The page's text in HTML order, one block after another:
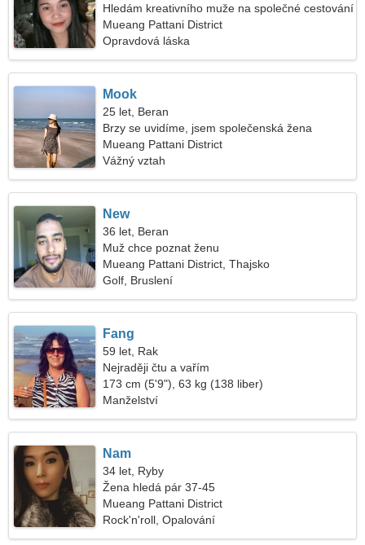
Hledám kreativního muže na společné cestování
Mueang Pattani District
Opravdová láska
Mook
25 let, Beran
Brzy se uvidíme, jsem společenská žena
Mueang Pattani District
Vážný vztah
New
36 let, Beran
Muž chce poznat ženu
Mueang Pattani District, Thajsko
Golf, Bruslení
Fang
59 let, Rak
Nejraději čtu a vařím
173 cm (5'9"), 63 kg (138 liber)
Manželství
Nam
34 let, Ryby
Žena hledá pár 37-45
Mueang Pattani District
Rock'n'roll, Opalování